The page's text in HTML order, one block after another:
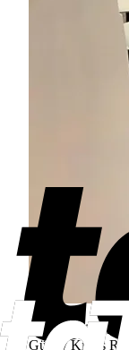
Türkiye’nin
Güney Kıbrıs